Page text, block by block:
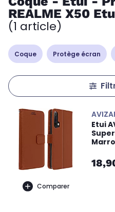
REALME X50
(1 article)
Coque Protège écran
Comparer
Etui